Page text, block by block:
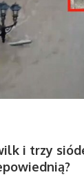
i trzy